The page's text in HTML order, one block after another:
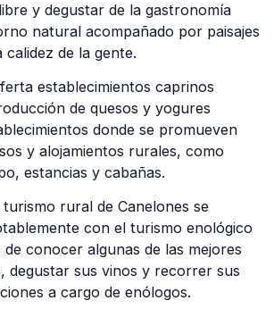
y degustar de la gastronomía
natural acompañado por paisajes
de la gente.
establecimientos caprinos
de quesos y yogures
donde se promueven
y alojamientos rurales, como
estancias y cabañas.
rural de Canelones se
con el turismo enológico
de conocer algunas de las mejores
degustar sus vinos y recorrer sus
a cargo de enólogos.